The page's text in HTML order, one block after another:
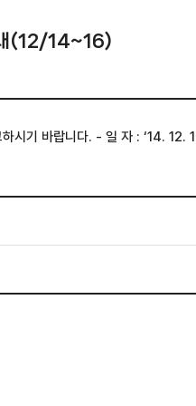
내(12/14~16)
하시기 바랍니다. - 일 자 : ‘14.